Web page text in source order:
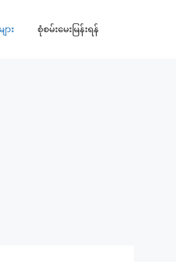
ား စုံစမ်းမေးမြန်းရန်